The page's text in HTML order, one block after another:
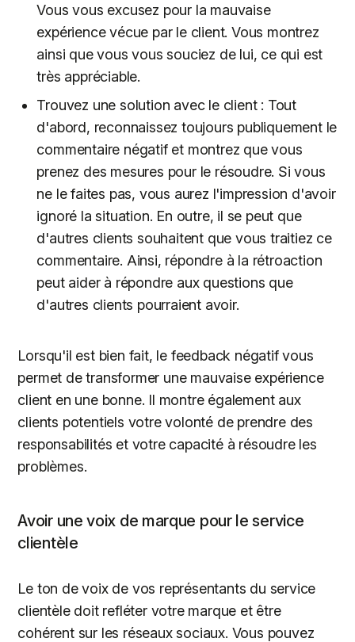
Vous vous excusez pour la mauvaise
expérience vécue par le client. Vous montrez
ainsi que vous vous souciez de lui, ce qui est
très appréciable.
Trouvez une solution avec le client : Tout
d'abord, reconnaissez toujours publiquement le
commentaire négatif et montrez que vous
prenez des mesures pour le résoudre. Si vous
ne le faites pas, vous aurez l'impression d'avoir
ignoré la situation. En outre, il se peut que
d'autres clients souhaitent que vous traitiez ce
commentaire. Ainsi, répondre à la rétroaction
peut aider à répondre aux questions que
d'autres clients pourraient avoir.
Lorsqu'il est bien fait, le feedback négatif vous
permet de transformer une mauvaise expérience
client en une bonne. Il montre également aux
clients potentiels votre volonté de prendre des
responsabilités et votre capacité à résoudre les
problèmes.
Avoir une voix de marque pour le service
clientèle
Le ton de voix de vos représentants du service
clientèle doit refléter votre marque et être
cohérent sur les réseaux sociaux. Vous pouvez